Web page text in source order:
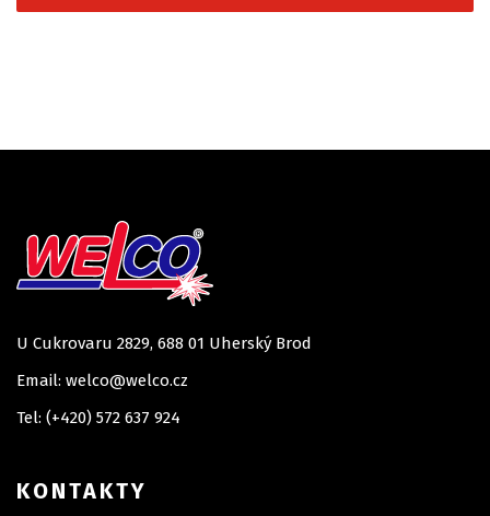
U Cukrovaru 2829, 688 01 Uherský Brod
Email: welco@welco.cz
Tel: (+420) 572 637 924
KONTAKTY